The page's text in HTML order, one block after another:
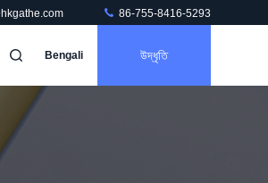
86-755-8416-5293
Bengali উদ্ধৃতি